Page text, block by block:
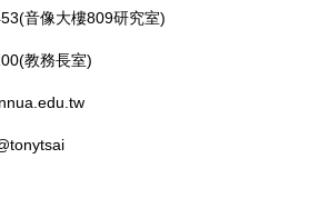
像大樓809研究室)
務長室)